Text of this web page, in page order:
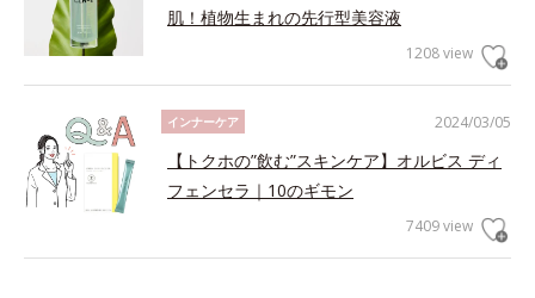
肌！植物生まれの先行型美容液
1208 view
2024/03/05
インナーケア
【トクホの”飲む”スキンケア】オルビス ディ
フェンセラ｜10のギモン
7409 view